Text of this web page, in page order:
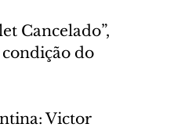
Cancelado”,
condição do
Victor